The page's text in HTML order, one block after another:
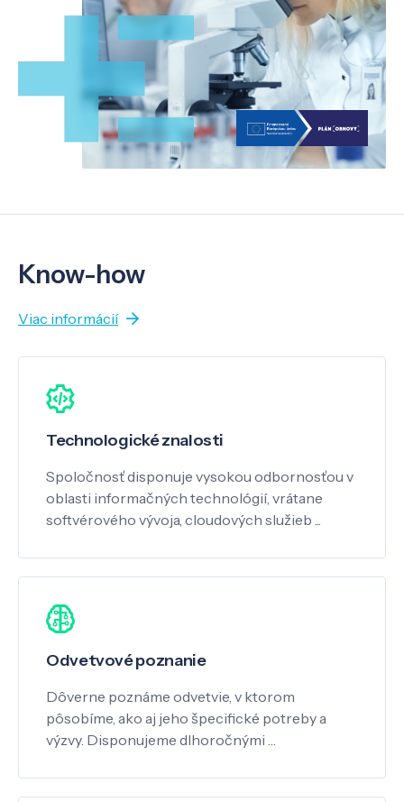
Know-how
Viac informácií
Technologické znalosti
Spoločnosť disponuje vysokou odbornosťou v
oblasti informačných technológií, vrátane
softvérového vývoja, cloudových služieb ...
Odvetvové poznanie
Dôverne poznáme odvetvie, v ktorom
pôsobíme, ako aj jeho špecifické potreby a
výzvy. Disponujeme dlhoročnými …